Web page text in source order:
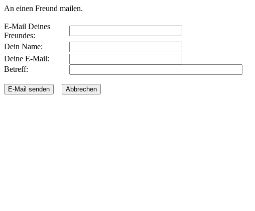
An einen Freund mailen.
E-Mail Deines
Freundes:
Dein Name:
Deine E-Mail:
Betreff: